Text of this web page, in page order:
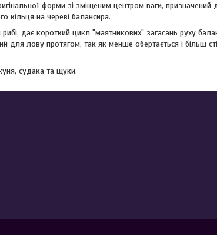
форми зі зміщеним центром ваги, призначений
кільця на череві балансира.
дає короткий цикл "маятникових" загасань руху
для лову протягом, так як менше обертається і більш
судака та щуки.